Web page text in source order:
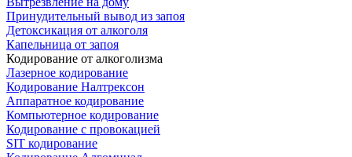
Принудительный вывод из запоя
Детоксикация от алкоголя
Капельница от запоя
Кодирование от алкоголизма
Лазерное кодирование
Кодирование Налтрексон
Аппаратное кодирование
Компьютерное кодирование
Кодирование с провокацией
SIT кодирование